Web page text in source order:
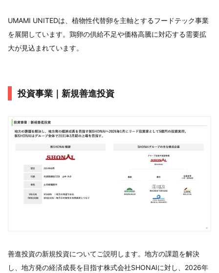
UMAMI UNITEDは、植物性代替卵を主軸とするフードテック事業
を展開しています。鶏卵の供給不足や価格高騰に対応する需要拡
大が見込まれています。
投資事業｜新規善進投資
善進投資の新規投資についてご説明します。地方の課題を解決
し、地方発の経済成長を目指す株式会社SHONAIに対し、2026年